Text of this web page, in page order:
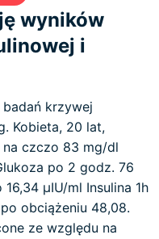
wyników
i
krzywej
Kobieta, 20 lat,
na czczo 83 mg/dl
po 2 godz. 76
µIU/ml Insulina 1h
obciążeniu 48,08.
ze względu na